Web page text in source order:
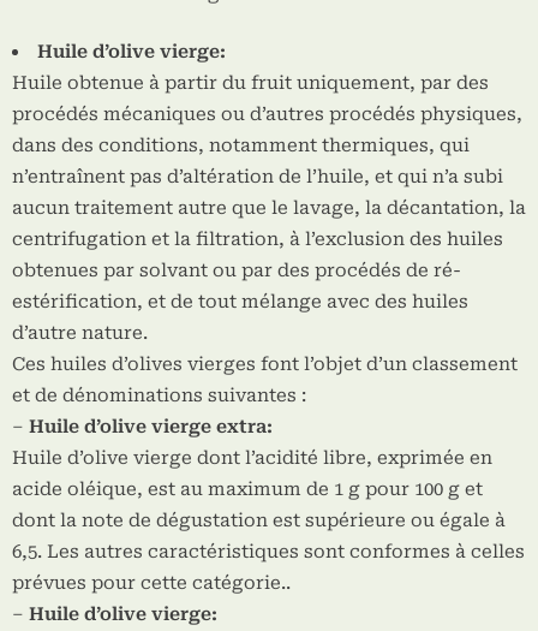
Huile d’olive vierge:
Huile obtenue à partir du fruit uniquement, par des
procédés mécaniques ou d’autres procédés physiques,
dans des conditions, notamment thermiques, qui
n’entraînent pas d’altération de l’huile, et qui n’a subi
aucun traitement autre que le lavage, la décantation, la
centrifugation et la filtration, à l’exclusion des huiles
obtenues par solvant ou par des procédés de ré-
estérification, et de tout mélange avec des huiles
d’autre nature.
Ces huiles d’olives vierges font l’objet d’un classement
et de dénominations suivantes :
– Huile d’olive vierge extra:
Huile d’olive vierge dont l’acidité libre, exprimée en
acide oléique, est au maximum de 1 g pour 100 g et
dont la note de dégustation est supérieure ou égale à
6,5. Les autres caractéristiques sont conformes à celles
prévues pour cette catégorie..
– Huile d’olive vierge: